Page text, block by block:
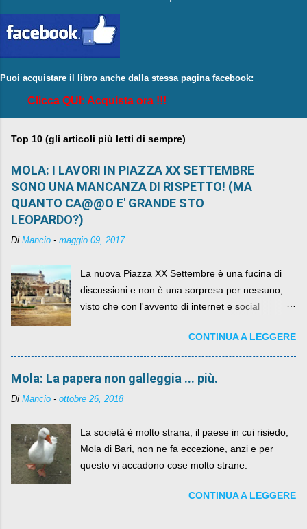
Puoi acquistare il libro anche dalla stessa pagina facebook:
Clicca QUI: Acquista ora !!!
Top 10 (gli articoli più letti di sempre)
MOLA: I LAVORI IN PIAZZA XX SETTEMBRE
SONO UNA MANCANZA DI RISPETTO! (MA
QUANTO CA@@O E' GRANDE STO
LEOPARDO?)
Di Mancio - maggio 09, 2017
La nuova Piazza XX Settembre è una fucina di
discussioni e non è una sorpresa per nessuno,
visto che con l'avvento di internet e social
sua lasciandone anche traccia scritta nel web.
CONTINUA A LEGGERE
Mola: La papera non galleggia ... più.
Di Mancio - ottobre 26, 2018
La società è molto strana, il paese in cui risiedo,
Mola di Bari, non ne fa eccezione, anzi e per
questo vi accadono cose molto strane.
CONTINUA A LEGGERE